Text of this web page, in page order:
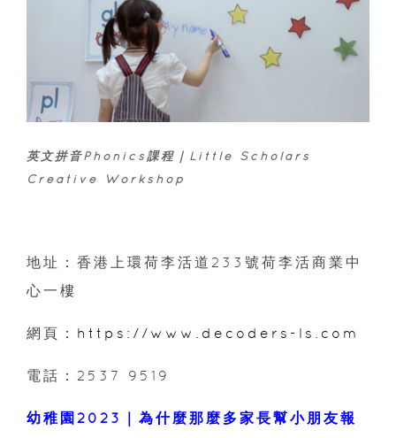
英文拼音Phonics課程｜Little Scholars
Creative Workshop
地址：香港上環荷李活道233號荷李活商業中
心一樓
網頁： https://www.decoders-ls.com
電話：2537 9519
幼稚園2023｜為什麼那麼多家長幫小朋友報